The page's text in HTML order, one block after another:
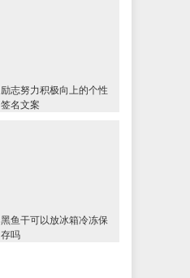
励志努力积极向上的个性
签名文案
黑鱼干可以放冰箱冷冻保
存吗